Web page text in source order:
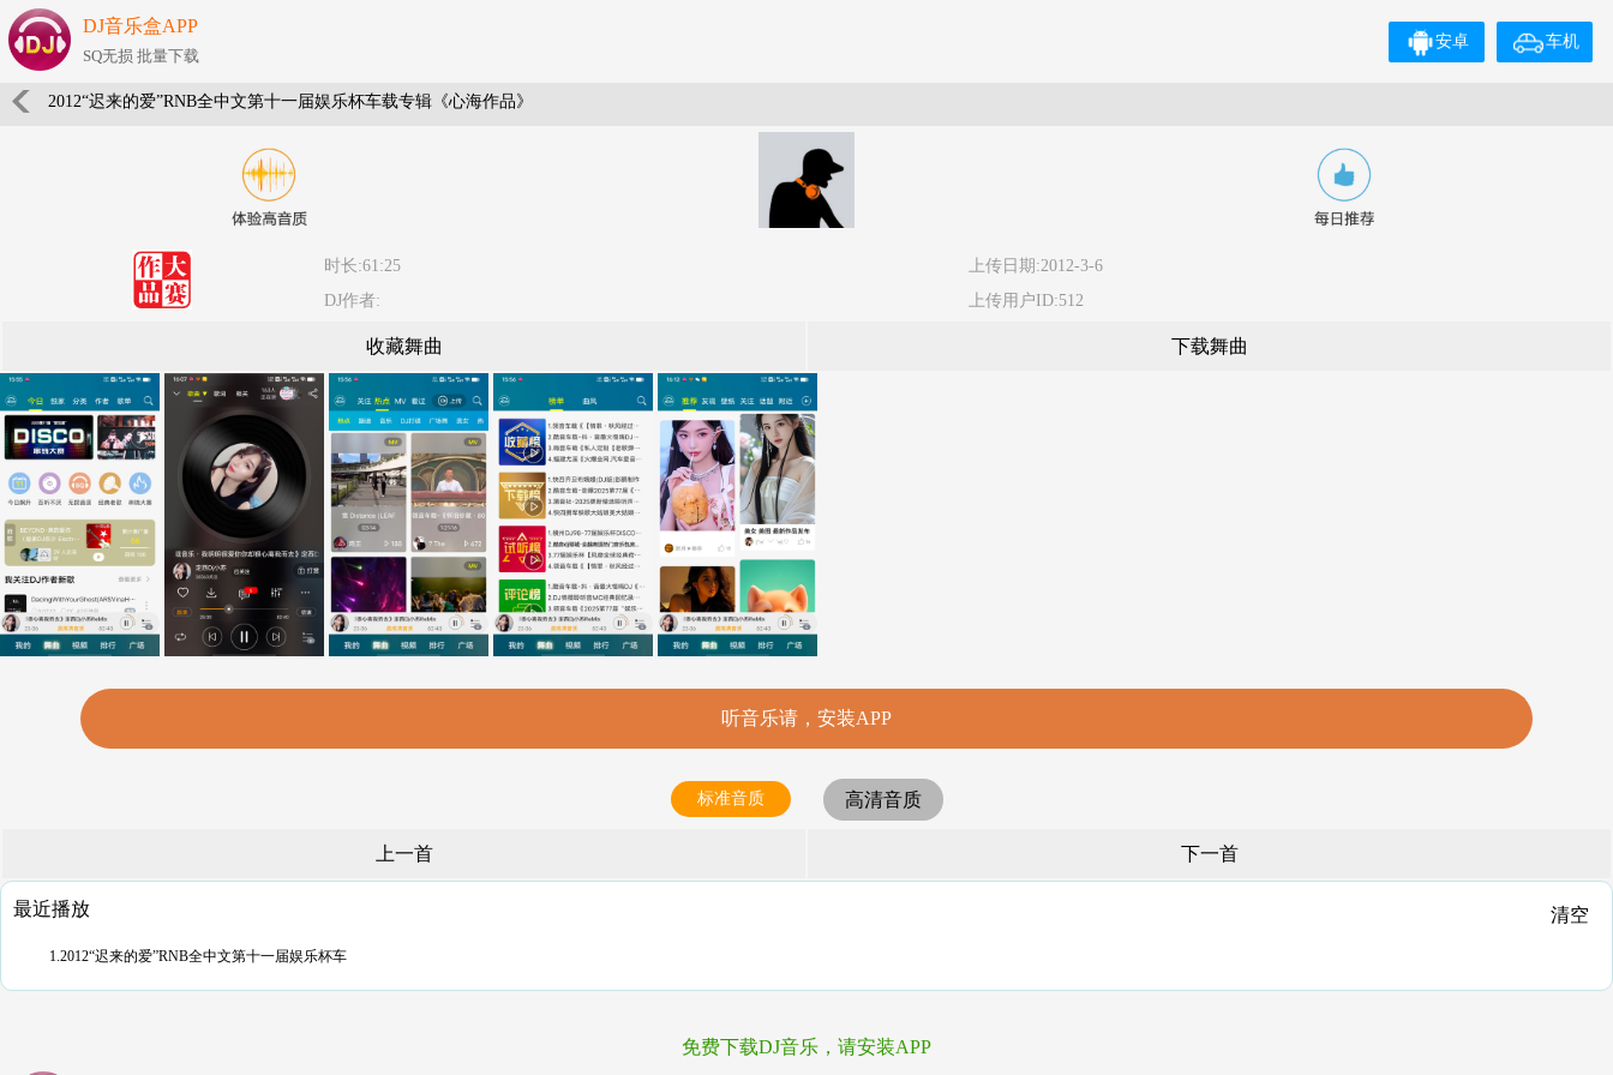
DJ音乐盒APP
SQ无损 批量下载
车机
安卓
2012“迟来的爱”RNB全中文第十一届娱乐杯车载专辑《心海作品》
时长:61:25
上传日期:2012-3-6
DJ作者:
上传用户ID:512
收藏舞曲 下载舞曲
听音乐请，安装APP
标准音质 高清音质
上一首 下一首
最近播放 清空
1.2012“迟来的爱”RNB全中文第十一届娱乐杯车
免费下载DJ音乐，请安装APP